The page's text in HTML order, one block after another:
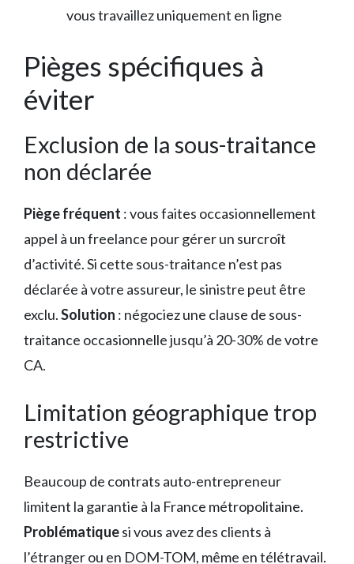
vous travaillez uniquement en ligne
Pièges spécifiques à
éviter
Exclusion de la sous-traitance
non déclarée
Piège fréquent : vous faites occasionnellement
appel à un freelance pour gérer un surcroît
d’activité. Si cette sous-traitance n’est pas
déclarée à votre assureur, le sinistre peut être
exclu.Solution : négociez une clause de sous-
traitance occasionnelle jusqu’à 20-30% de votre
CA.
Limitation géographique trop
restrictive
Beaucoup de contrats auto-entrepreneur
limitent la garantie à la France métropolitaine.
Problématiquesi vous avez des clients à
l’étranger ou en DOM-TOM, même en télétravail.